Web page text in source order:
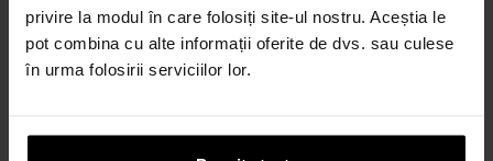
privire la modul în care folosiți site-ul nostru. Aceștia le
pot combina cu alte informații oferite de dvs. sau culese
în urma folosirii serviciilor lor.